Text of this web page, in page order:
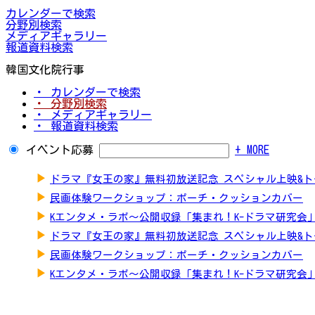
カレンダーで検索
分野別検索
メディアギャラリー
報道資料検索
韓国文化院行事
・ カレンダーで検索
・ 分野別検索
・ メディアギャラリー
・ 報道資料検索
イベント応募 + MORE
▶ ドラマ『女王の家』無料初放送記念 スペシャル上映&
▶ 民画体験ワークショップ：ポーチ・クッションカバー
▶ Kエンタメ・ラボ～公開収録「集まれ！K-ドラマ研究会」
▶ ドラマ『女王の家』無料初放送記念 スペシャル上映&
▶ 民画体験ワークショップ：ポーチ・クッションカバー
▶ Kエンタメ・ラボ～公開収録「集まれ！K-ドラマ研究会」